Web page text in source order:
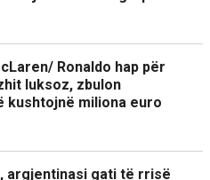
Ronaldo hap për
luksoz, zbulon
kushtojnë miliona euro
argjentinasi gati të rrisë